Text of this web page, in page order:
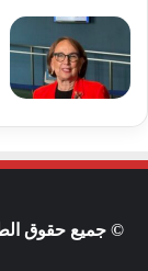
© جميع حقوق